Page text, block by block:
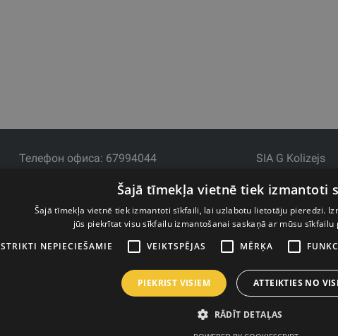
Телефон офиса: 67994044
Часы работы: Пн.-Пт. с 9:00 до 18:00.
SIA G Kolizejs
LV44103017158
АО SEB banka
Šajā tīmekļa vietnē tiek izmantoti
Šajā tīmekļa vietnē tiek izmantoti sīkfaili, lai uzlabotu lietotāju pieredzi.
jūs piekrītat visu sīkfailu izmantošanai saskaņā ar mūsu sīkfailu
STRIKTI NEPIECIEŠAMIE
VEIKTSPĒJAS MĒRĶA
PIEKRIST VISIEM ATTEIKTIES NO
RĀDĪT DETAĻAS